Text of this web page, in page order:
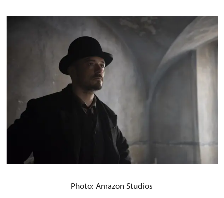
Photo: Amazon Studios